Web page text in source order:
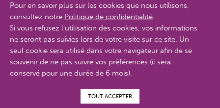
© Proximit Digital 2022
MENTIONS LÉGALES
POLITIQUE DE CONFIDENTIALITÉ
CONTACTS
Pour en savoir plus sur les cookies que nous utilisons,
consultez notre Politique de confidentialité.
Si vous refusez l'utilisation des cookies, vos informations
ne seront pas suivies lors de votre visite sur ce site. Un
seul cookie sera utilisé dans votre navigateur afin de se
souvenir de ne pas suivre vos préférences (il sera
conservé pour une durée de 6 mois).
TOUT ACCEPTER